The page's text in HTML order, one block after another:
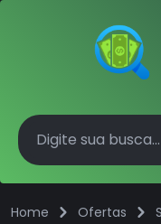
Home Ofertas